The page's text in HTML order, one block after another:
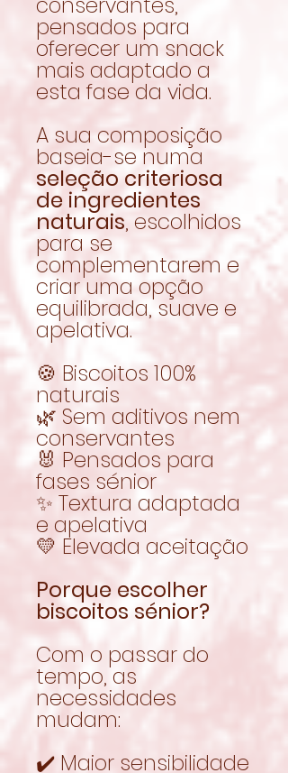
pensados para
oferecer um snack
mais adaptado a
esta fase da vida.
A sua composição
baseia-se numa
seleção criteriosa
de ingredientes
naturais, escolhidos
para se
complementarem e
criar uma opção
equilibrada, suave e
apelativa.
🍪 Biscoitos 100%
naturais
🌿 Sem aditivos nem
conservantes
🐰 Pensados para
fases sénior
✨ Textura adaptada
e apelativa
💛 Elevada aceitação
Porque escolher
biscoitos sénior?
Com o passar do
tempo, as
necessidades
mudam:
✔️ Maior sensibilidade